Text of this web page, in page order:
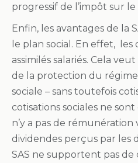
progressif de l’impôt sur
Enfin, les avantages de la
le plan social. En effet, les
assimilés salariés. Cela
de la protection du
sociale – sans toutefois
cotisations sociales ne sont
n’y a pas de rémunération
dividendes perçus par les
SAS ne supportent pas de